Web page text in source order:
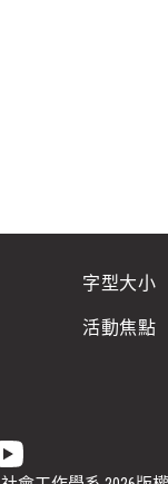
字型大小
活動焦點